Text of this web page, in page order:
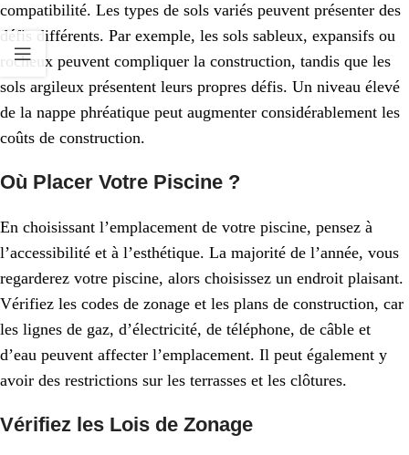
compatibilité. Les types de sols variés peuvent présenter des
défis différents. Par exemple, les sols sableux, expansifs ou
rocheux peuvent compliquer la construction, tandis que les
sols argileux présentent leurs propres défis. Un niveau élevé
de la nappe phréatique peut augmenter considérablement les
coûts de construction.
Où Placer Votre Piscine ?
En choisissant l’emplacement de votre piscine, pensez à
l’accessibilité et à l’esthétique. La majorité de l’année, vous
regarderez votre piscine, alors choisissez un endroit plaisant.
Vérifiez les codes de zonage et les plans de construction, car
les lignes de gaz, d’électricité, de téléphone, de câble et
d’eau peuvent affecter l’emplacement. Il peut également y
avoir des restrictions sur les terrasses et les clôtures.
Vérifiez les Lois de Zonage